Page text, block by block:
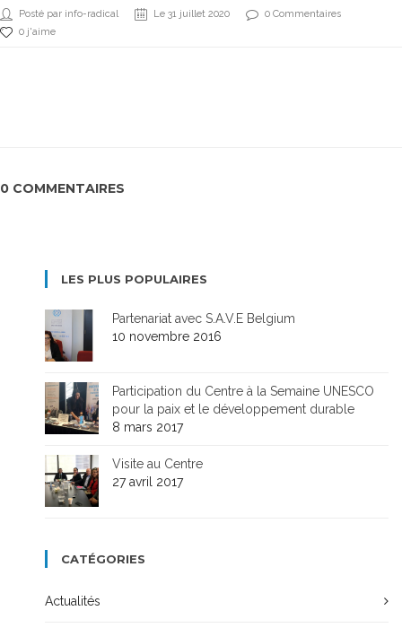
Posté par info-radical Le 31 juillet 2020
0 Commentaires
0 j'aime
0 COMMENTAIRES
LES PLUS POPULAIRES
Partenariat avec S.A.V.E Belgium
10 novembre 2016
Participation du Centre à la Semaine UNESCO
pour la paix et le développement durable
8 mars 2017
Visite au Centre
27 avril 2017
CATÉGORIES
Actualités